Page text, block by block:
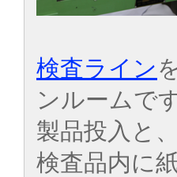
検査ライン
ンルームです
製品投入と
検査品内に